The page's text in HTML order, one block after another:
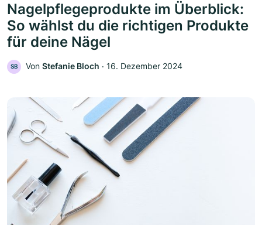
Nagelpflegeprodukte im Überblick:
So wählst du die richtigen Produkte
für deine Nägel
SB Von Stefanie Bloch ‧ 16. Dezember 2024